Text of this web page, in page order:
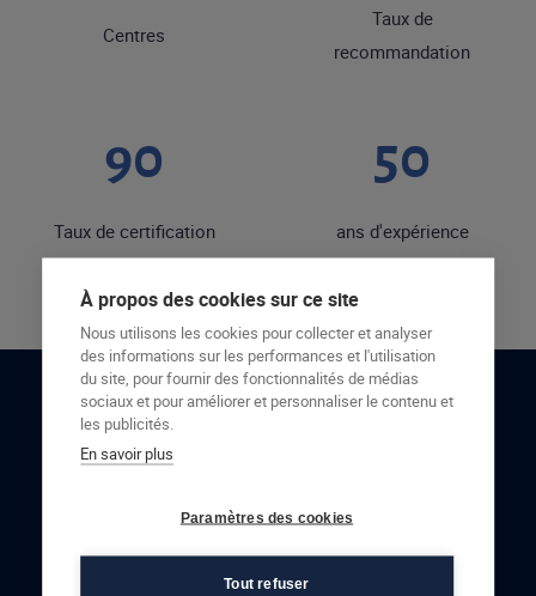
Centres
Taux de
recommandation
90
Taux de certification
50
ans d'expérience
RESTONS EN CONTACT
À propos des cookies sur ce site
Nous utilisons les cookies pour collecter et analyser
des informations sur les performances et l'utilisation
du site, pour fournir des fonctionnalités de médias
sociaux et pour améliorer et personnaliser le contenu et
les publicités.
En savoir plus
Paramètres des cookies
Tout refuser